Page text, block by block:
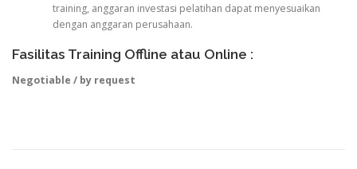
training, anggaran investasi pelatihan dapat menyesuaikan
dengan anggaran perusahaan.
Fasilitas Training Offline atau Online :
Negotiable / by request